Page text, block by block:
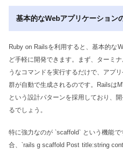
基本的なWebアプリケーション
Ruby on Railsを利用すると、基本的な
ど手軽に開発できます。まず、ターミ
うなコマンドを実行するだけで、アプ
群が自動で生成されるのです。Railsは
という設計パターンを採用しており、
るでしょう。
特に強力なのが `scaffold` という機能
合、`rails g scaffold Post title:string